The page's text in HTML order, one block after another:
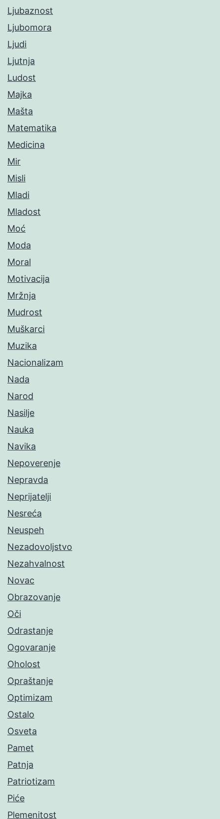
Ljubaznost
Ljubomora
Ljudi
Ljutnja
Ludost
Majka
Mašta
Matematika
Medicina
Mir
Misli
Mladi
Mladost
Moć
Moda
Moral
Motivacija
Mržnja
Mudrost
Muškarci
Muzika
Nacionalizam
Nada
Narod
Nasilje
Nauka
Navika
Nepoverenje
Nepravda
Neprijatelji
Nesreća
Neuspeh
Nezadovoljstvo
Nezahvalnost
Novac
Obrazovanje
Oči
Odrastanje
Ogovaranje
Oholost
Opraštanje
Optimizam
Ostalo
Osveta
Pamet
Patnja
Patriotizam
Piće
Plemenitost